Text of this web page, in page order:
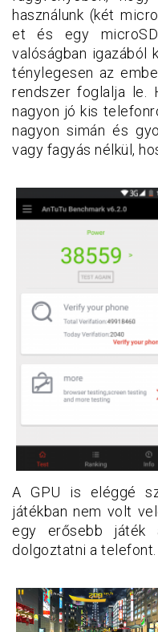
használunk (két
et és egy
valóságban igazából
ténylegesen az
rendszer foglalja le.
nagyon jó kis
nagyon simán és
vagy fagyás nélkül,
A GPU is eléggé
játékban nem volt
egy erősebb játék
dolgoztatni a telefont.